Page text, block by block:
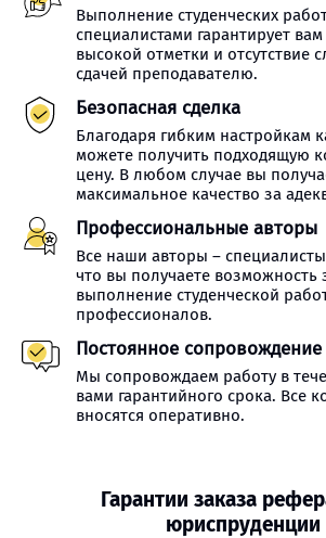
Выполнение студенческих
специалистами гарантирует
высокой отметки и отсутствие
сдачей преподавателю.
Безопасная сделка
Благодаря гибким настройкам
можете получить подходящую
цену. В любом случае вы
максимальное качество за
Профессиональные авторы
Все наши авторы – специалисты
что вы получаете возможность
выполнение студенческой
профессионалов.
Постоянное сопровождение
Мы сопровождаем работу в
вами гарантийного срока. Все
вносятся оперативно.
Гарантии заказа
юриспруденции